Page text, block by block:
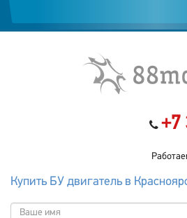
+7
Купить БУ двигатель в